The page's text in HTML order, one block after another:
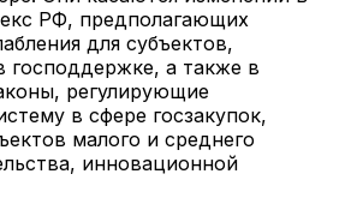
РФ, предполагающих
для субъектов,
а также в
регулирующие
в сфере госзакупок,
малого и среднего
инновационной